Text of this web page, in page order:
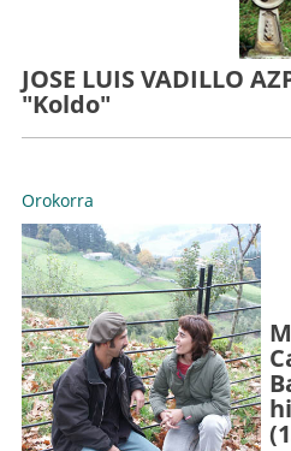
JOSE LUIS VADILLO
"Koldo"
Orokorra